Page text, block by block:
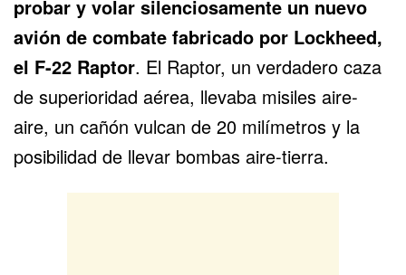
probar y volar silenciosamente un nuevo
avión de combate fabricado por Lockheed,
el F-22 Raptor. El Raptor, un verdadero caza
de superioridad aérea, llevaba misiles aire-
aire, un cañón vulcan de 20 milímetros y la
posibilidad de llevar bombas aire-tierra.